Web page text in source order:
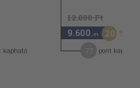
kapható
12.000 Ft
9.600 ,-Ft 20
pont kapható